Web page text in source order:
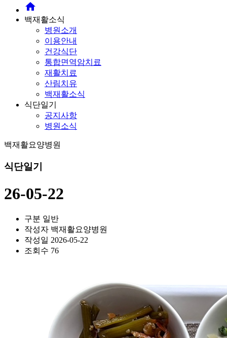
home
백재활소식
병원소개
이용안내
건강식단
통합면역암치료
재활치료
산림치유
백재활소식
식단일기
공지사항
병원소식
백재활요양병원
식단일기
26-05-22
구분 일반
작성자 백재활요양병원
작성일 2026-05-22
조회수 76